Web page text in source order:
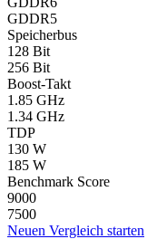
GDDR5
Speicherbus
128 Bit
256 Bit
Boost-Takt
1.85 GHz
1.34 GHz
TDP
130 W
185 W
Benchmark Score
9000
7500
Neuen Vergleich starten